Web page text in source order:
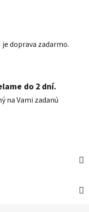
je doprava zadarmo.
do 2 dní.
na Vami zadanú